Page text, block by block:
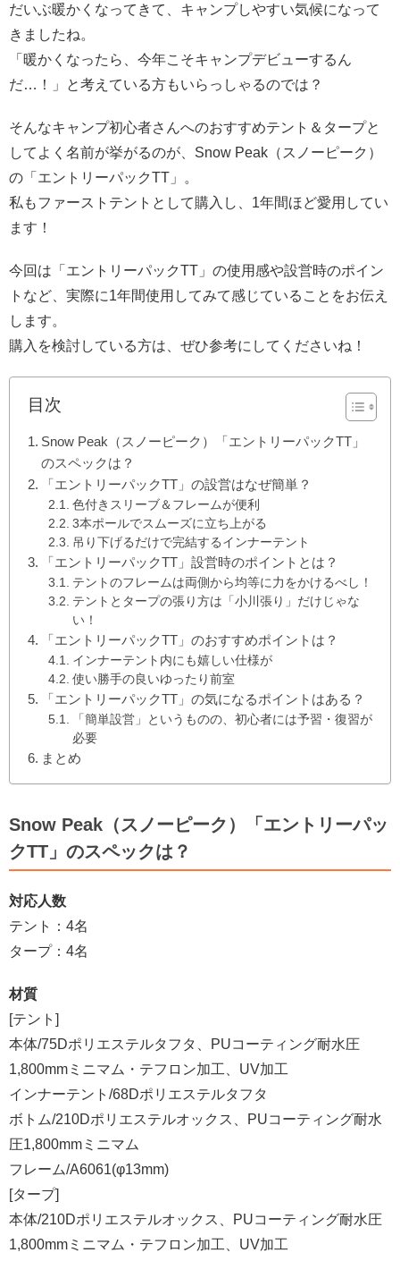
だいぶ暖かくなってきて、キャンプしやすい気候になって
きましたね。
「暖かくなったら、今年こそキャンプデビューするん
だ…！」と考えている方もいらっしゃるのでは？
そんなキャンプ初心者さんへのおすすめテント＆タープと
してよく名前が挙がるのが、Snow Peak（スノーピーク）
の「エントリーパックTT」。
私もファーストテントとして購入し、1年間ほど愛用してい
ます！
今回は「エントリーパックTT」の使用感や設営時のポイン
トなど、実際に1年間使用してみて感じていることをお伝え
します。
購入を検討している方は、ぜひ参考にしてくださいね！
目次
Snow Peak（スノーピーク）「エントリーパックTT」
のスペックは？
「エントリーパックTT」の設営はなぜ簡単？
色付きスリーブ＆フレームが便利
3本ポールでスムーズに立ち上がる
吊り下げるだけで完結するインナーテント
「エントリーパックTT」設営時のポイントとは？
テントのフレームは両側から均等に力をかけるべし！
テントとタープの張り方は「小川張り」だけじゃな
い！
「エントリーパックTT」のおすすめポイントは？
インナーテント内にも嬉しい仕様が
使い勝手の良いゆったり前室
「エントリーパックTT」の気になるポイントはある？
「簡単設営」というものの、初心者には予習・復習が
必要
まとめ
Snow Peak（スノーピーク）「エントリーパッ
クTT」のスペックは？
対応人数
テント：4名
タープ：4名
材質
[テント]
本体/75Dポリエステルタフタ、PUコーティング耐水圧
1,800mmミニマム・テフロン加工、UV加工
インナーテント/68Dポリエステルタフタ
ボトム/210Dポリエステルオックス、PUコーティング耐水
圧1,800mmミニマム
フレーム/A6061(φ13mm)
[タープ]
本体/210Dポリエステルオックス、PUコーティング耐水圧
1,800mmミニマム・テフロン加工、UV加工